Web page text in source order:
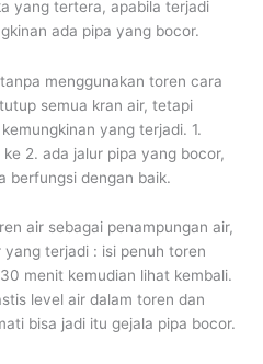
yang tertera, apabila terjadi
ada pipa yang bocor.
menggunakan toren cara
semua kran air, tetapi
yang terjadi. 1.
2. ada jalur pipa yang bocor,
berfungsi dengan baik.
air sebagai penampungan air,
terjadi : isi penuh toren
menit kemudian lihat kembali.
level air dalam toren dan
bisa jadi itu gejala pipa bocor.